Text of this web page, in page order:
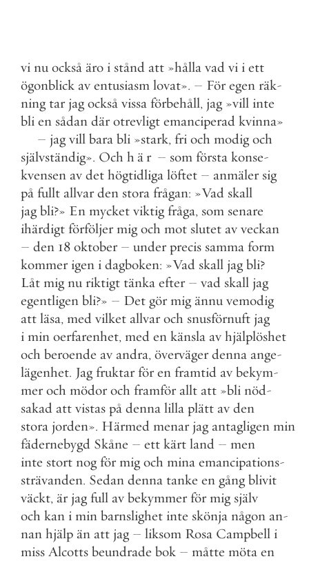
vi nu också äro i stånd att »hålla vad vi i ett
ögonblick av entusiasm lovat». – För egen räk-
ning tar jag också vissa förbehåll, jag »vill inte
bli en sådan där otrevligt emanciperad kvinna»
– jag vill bara bli »stark, fri och modig och
självständig». Och här – som första konse-
kvensen av det högtidliga löftet – anmäler sig
på fullt allvar den stora frågan: »Vad skall
jag bli?» En mycket viktig fråga, som senare
ihärdigt förföljer mig och mot slutet av veckan
– den 18 oktober – under precis samma form
kommer igen i dagboken: »Vad skall jag bli?
Låt mig nu riktigt tänka efter – vad skall jag
egentligen bli?» – Det gör mig ännu vemodig
att läsa, med vilket allvar och snusförnuft jag
i min oerfarenhet, med en känsla av hjälplöshet
och beroende av andra, överväger denna ange-
lägenhet. Jag fruktar för en framtid av bekym-
mer och mödor och framför allt att »bli nöd-
sakad att vistas på denna lilla plätt av den
stora jorden». Härmed menar jag antagligen min
fädernebygd Skåne – ett kärt land – men
inte stort nog för mig och mina emancipations-
strävanden. Sedan denna tanke en gång blivit
väckt, är jag full av bekymmer för mig själv
och kan i min barnslighet inte skönja någon an-
nan hjälp än att jag – liksom Rosa Campbell i
miss Alcotts beundrade bok – måtte möta en